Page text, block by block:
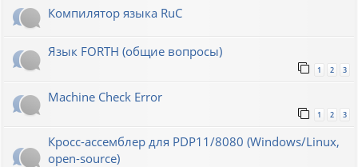
Компилятор языка RuC
Язык FORTH (общие вопросы)
1 2 3
Machine Check Error
1 2 3
Кросс-ассемблер для PDP11/8080 (Windows/Linux,
open-source)